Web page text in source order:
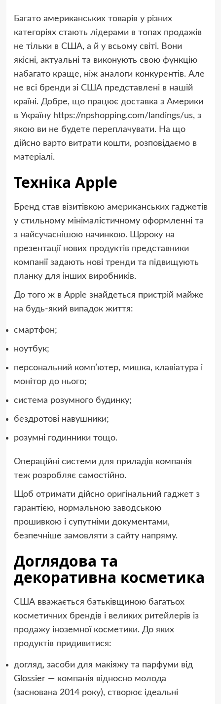
Багато американських товарів у різних
категоріях стають лідерами в топах продажів
не тільки в США, а й у всьому світі. Вони
якісні, актуальні та виконують свою функцію
набагато краще, ніж аналоги конкурентів. Але
не всі бренди зі США представлені в нашій
країні. Добре, що працює доставка з Америки
в Україну https://npshopping.com/landings/us, з
якою ви не будете переплачувати. На що
дійсно варто витрати кошти, розповідаємо в
матеріалі.
Техніка Apple
Бренд став візитівкою американських гаджетів
у стильному мінімалістичному оформленні та
з найсучаснішою начинкою. Щороку на
презентації нових продуктів представники
компанії задають нові тренди та підвищують
планку для інших виробників.
До того ж в Apple знайдеться пристрій майже
на будь-який випадок життя:
смартфон;
ноутбук;
персональний комп’ютер, мишка, клавіатура і
монітор до нього;
система розумного будинку;
бездротові навушники;
розумні годинники тощо.
Операційні системи для приладів компанія
теж розробляє самостійно.
Щоб отримати дійсно оригінальний гаджет з
гарантією, нормальною заводською
прошивкою і супутніми документами,
безпечніше замовляти з сайту напряму.
Доглядова та
декоративна косметика
США вважається батьківщиною багатьох
косметичних брендів і великих ритейлерів із
продажу іноземної косметики. До яких
продуктів придивитися:
догляд, засоби для макіяжу та парфуми від
Glossier — компанія відносно молода
(заснована 2014 року), створює ідеальні